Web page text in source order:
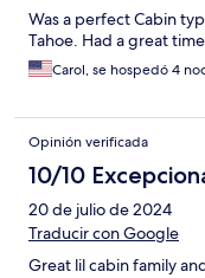
Was a perfect Cabin
Tahoe. Had a great
Carol, se hospedó 4
Opinión verificada
10/10
20 de julio de 2024
Traducir con Google
Great lil cabin family